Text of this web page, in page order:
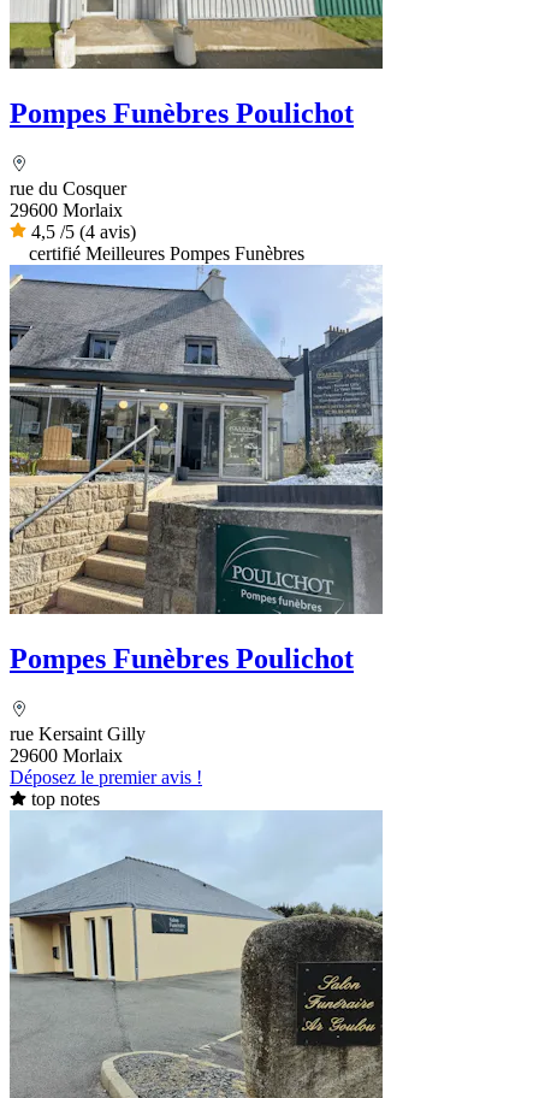
Pompes Funèbres Poulichot
rue du Cosquer
29600 Morlaix
4,5 /5 (4 avis)
certifié Meilleures Pompes Funèbres
Pompes Funèbres Poulichot
rue Kersaint Gilly
29600 Morlaix
Déposez le premier avis !
top notes